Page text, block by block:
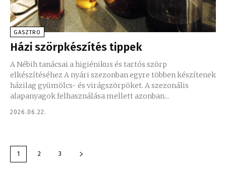
GASZTRO
Házi szörpkészítés tippek
A Nébih tanácsai a higiénikus és tartós szörp
elkészítéséhez A nyári szezonban egyre többen készítenek
házilag gyümölcs- és virágszörpöket. A szezonális
alapanyagok felhasználása mellett azonban...
2026.06.22.
1 2 3